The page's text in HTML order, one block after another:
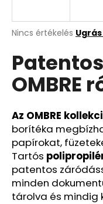
A
átlagos
értékelése
5-
ből
csillag.
Nincs értékelés
OMBRE
Az OMBRE
borítéka
papírokat,
Tartós
patentos
minden
tárolva és mindig
A
á
n
l
u
k
RÖVID
KULCSTARTÓ
KARABINERREL
REBEL